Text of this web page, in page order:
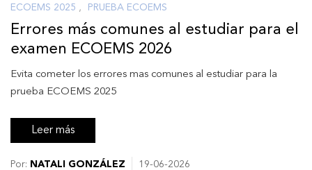
ECOEMS 2025 , PRUEBA ECOEMS
Errores más comunes al estudiar para el
examen ECOEMS 2026
Evita cometer los errores mas comunes al estudiar para la
prueba ECOEMS 2025
Leer más
Por: NATALI GONZÁLEZ 19-06-2026